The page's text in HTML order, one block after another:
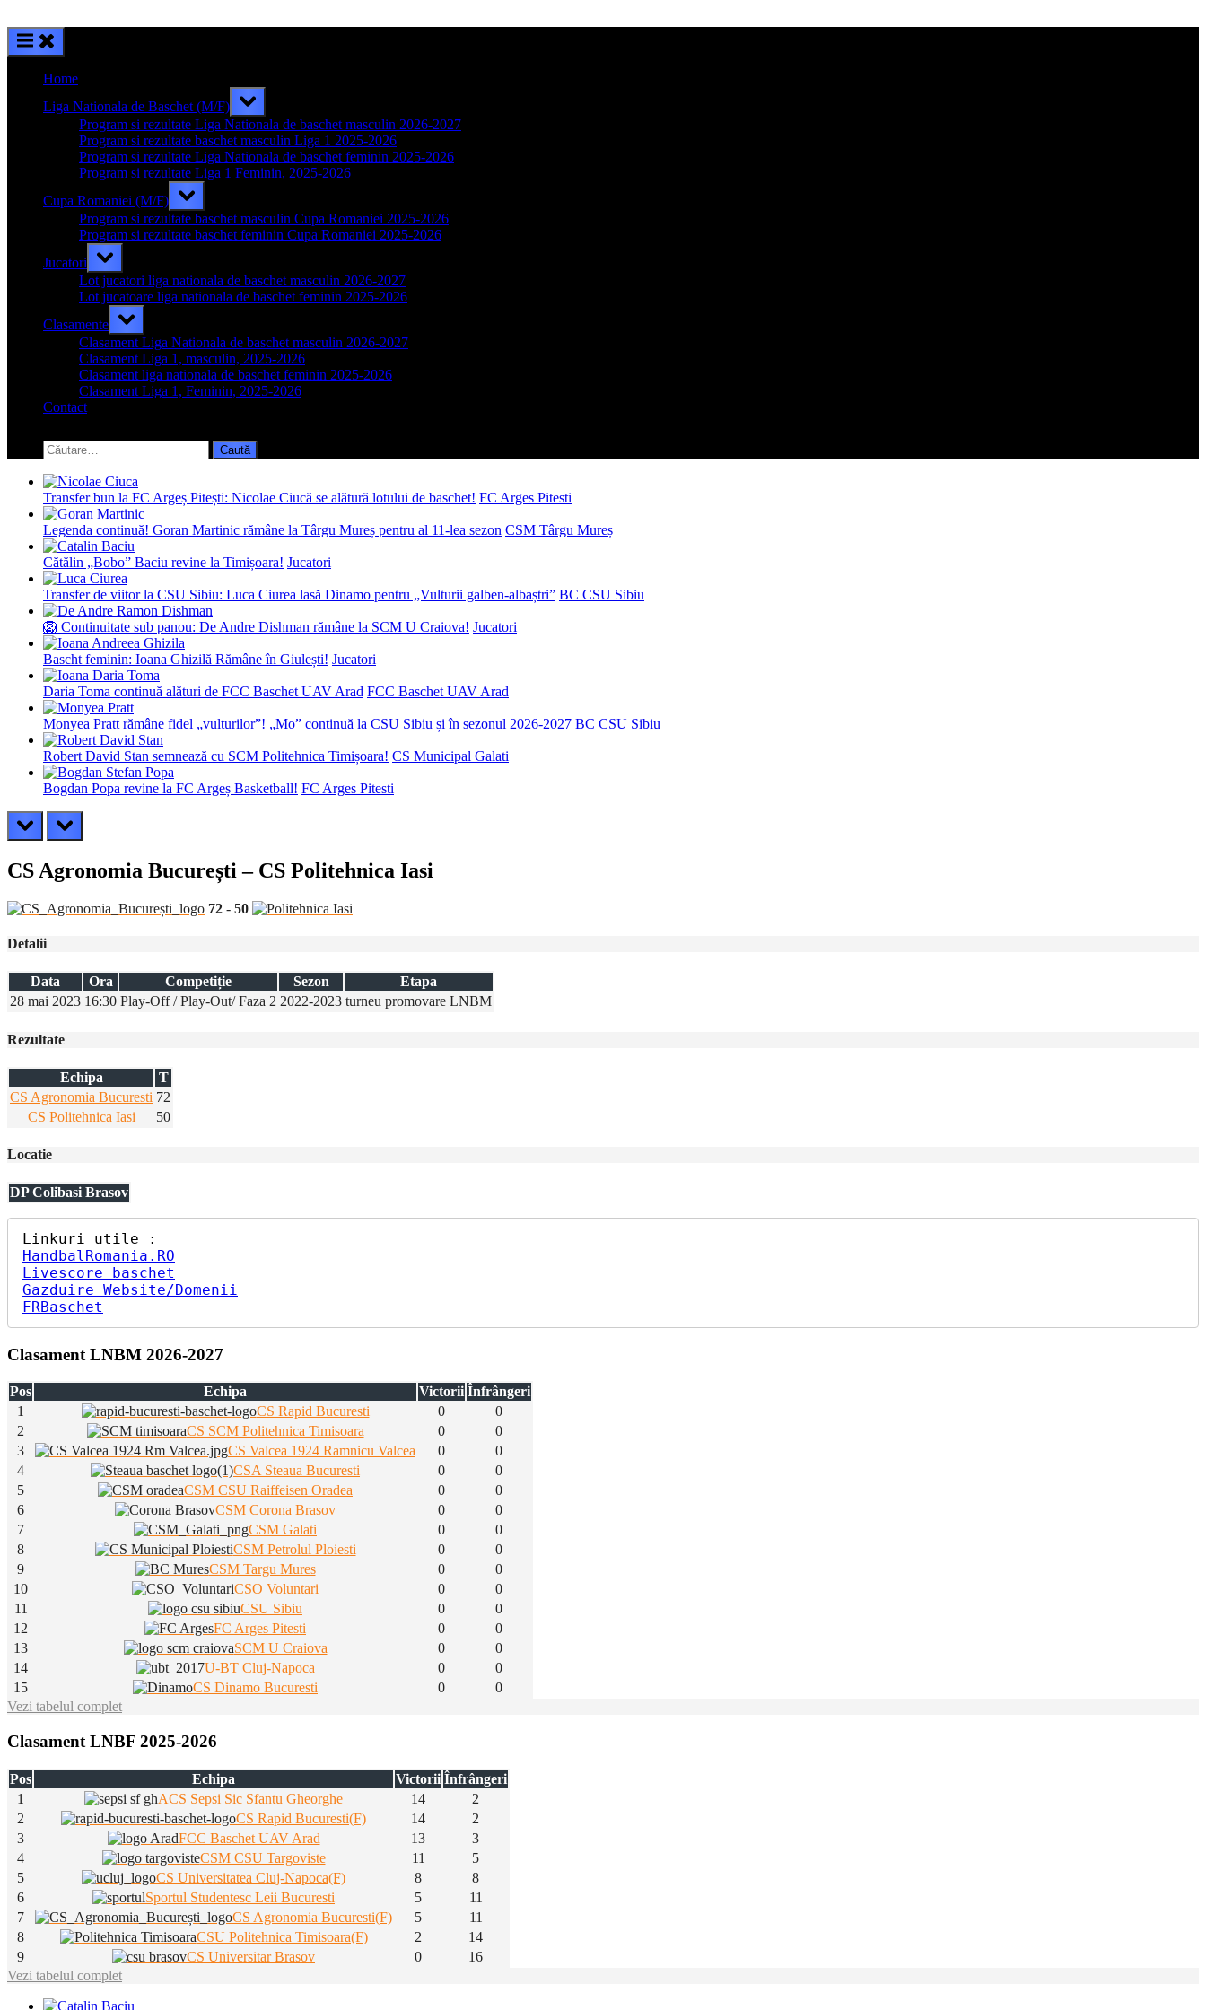
Home
Liga Nationala de Baschet (M/F)
Toggle
sub-
menu
Program si rezultate Liga Nationala de baschet masculin 2026-2027
Program si rezultate baschet masculin Liga 1 2025-2026
Program si rezultate Liga Nationala de baschet feminin 2025-2026
Program si rezultate Liga 1 Feminin, 2025-2026
Cupa Romaniei (M/F)
Toggle
sub-
menu
Program si rezultate baschet masculin Cupa Romaniei 2025-2026
Program si rezultate baschet feminin Cupa Romaniei 2025-2026
Jucatori
Toggle
sub-
menu
Lot jucatori liga nationala de baschet masculin 2026-2027
Lot jucatoare liga nationala de baschet feminin 2025-2026
Clasamente
Toggle
sub-
menu
Clasament Liga Nationala de baschet masculin 2026-2027
Clasament Liga 1, masculin, 2025-2026
Clasament liga nationala de baschet feminin 2025-2026
Clasament Liga 1, Feminin, 2025-2026
Contact
search
form
Caută
după:
Transfer bun la FC Argeș Pitești: Nicolae Ciucă se alătură lotului de baschet! FC Arges Pitesti
Legenda continuă! Goran Martinic rămâne la Târgu Mureș pentru al 11-lea sezon CSM Târgu Mureș
Cătălin „Bobo” Baciu revine la Timișoara! Jucatori
Transfer de viitor la CSU Sibiu: Luca Ciurea lasă Dinamo pentru „Vulturii galben-albaștri” BC CSU Sibiu
🦁 Continuitate sub panou: De Andre Dishman rămâne la SCM U Craiova! Jucatori
Bascht feminin: Ioana Ghizilă Rămâne în Giulești! Jucatori
Daria Toma continuă alături de FCC Baschet UAV Arad FCC Baschet UAV Arad
Monyea Pratt rămâne fidel „vulturilor”! „Mo” continuă la CSU Sibiu și în sezonul 2026-2027 BC CSU Sibiu
Robert David Stan semnează cu SCM Politehnica Timișoara! CS Municipal Galati
Bogdan Popa revine la FC Argeș Basketball! FC Arges Pitesti
prev next
CS Agronomia București – CS Politehnica Iasi
72 - 50
Detalii
Data Ora Competiție Sezon
Etapa
28 mai 2023 16:30 Play-Off / Play-Out/ Faza 2 2022-2023 turneu promovare LNBM
Rezultate
Echipa
T
CS Agronomia Bucuresti 72
CS Politehnica Iasi
50
Locatie
DP Colibasi Brasov
HandbalRomania.RO
Livescore baschet
Gazduire Website/Domenii
FRBaschet
Clasament LNBM 2026-2027
Pos Echipa Victorii Înfrângeri
1
CS Rapid Bucuresti 0
0
2
CS SCM Politehnica Timisoara 0
0
3
CS Valcea 1924 Ramnicu Valcea 0
0
4
CSA Steaua Bucuresti 0
0
5
CSM CSU Raiffeisen Oradea 0
0
6
CSM Corona Brasov 0
0
7
CSM Galati 0
0
8
CSM Petrolul Ploiesti 0
0
9
CSM Targu Mures 0
0
10
CSO Voluntari 0
0
11
CSU Sibiu 0
0
12
FC Arges Pitesti 0
0
13
SCM U Craiova 0
0
14
U-BT Cluj-Napoca 0
0
15
CS Dinamo Bucuresti 0
0
Vezi tabelul complet
Clasament LNBF 2025-2026
Pos Echipa Victorii Înfrângeri
1
ACS Sepsi Sic Sfantu Gheorghe 14
2
2
CS Rapid Bucuresti(F) 14
2
3
FCC Baschet UAV Arad 13
3
4
CSM CSU Targoviste 11
5
5
CS Universitatea Cluj-Napoca(F) 8
8
6
Sportul Studentesc Leii Bucuresti 5
11
7
CS Agronomia Bucuresti(F) 5
11
8
CSU Politehnica Timisoara(F) 2
14
9
CS Universitar Brasov 0
16
Vezi tabelul complet